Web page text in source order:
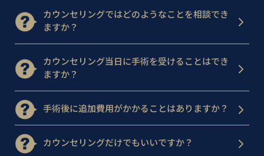
カウンセリングではどのようなことを相談でき
ますか？
カウンセリング当日に手術を受けることはでき
ますか？
手術後に追加費用がかかることはありますか？
カウンセリングだけでもいいですか？